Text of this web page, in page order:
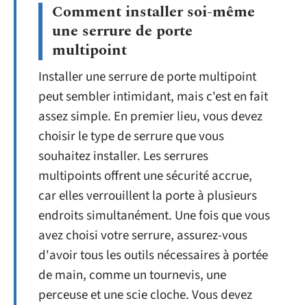
Comment installer soi-même
une serrure de porte
multipoint
Installer une serrure de porte multipoint
peut sembler intimidant, mais c'est en fait
assez simple. En premier lieu, vous devez
choisir le type de serrure que vous
souhaitez installer. Les serrures
multipoints offrent une sécurité accrue,
car elles verrouillent la porte à plusieurs
endroits simultanément. Une fois que vous
avez choisi votre serrure, assurez-vous
d'avoir tous les outils nécessaires à portée
de main, comme un tournevis, une
perceuse et une scie cloche. Vous devez